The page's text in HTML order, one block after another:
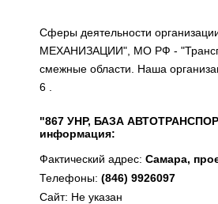
Сферы деятельности
МЕХАНИЗАЦИИ", МО РФ -
смежные области. Наша
6 .
"867 УНР, БАЗА
информация:
Фактический адрес: Самара,
Телефоны: (846) 9926097
Сайт: Не указан